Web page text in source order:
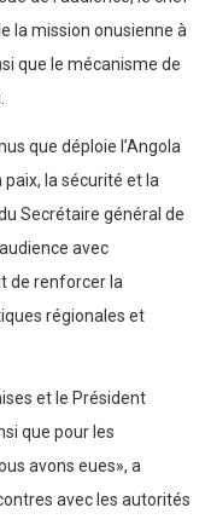
la mission onusienne à
que le mécanisme de
que déploie l’Angola
la sécurité et la
Secrétaire général de
avec
de renforcer la
régionales et
et le Président
que pour les
avons eues», a
avec les autorités